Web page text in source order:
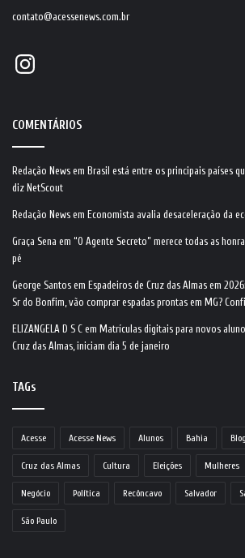
contato@acessenews.com.br
Instagram
COMENTÁRIOS
Redação News em Brasil está entre os principais países
diz NetScout
Redação News em Economista avalia desaceleração da
Graça Sena em “O Agente Secreto” merece todas as
pé
George Santos em Espadeiros de Cruz das Almas em
Sr do Bonfim, vão comprar espadas prontas em MG?
ELIZANGELA D S C em Matrículas digitais para novos
Cruz das Almas, iniciam dia 5 de janeiro
TAGs
Acesse Acesse News Alunos Bahia
Cruz das Almas Cultura Eleições Mulheres
Negócio Política Recôncavo Salvador
São Paulo